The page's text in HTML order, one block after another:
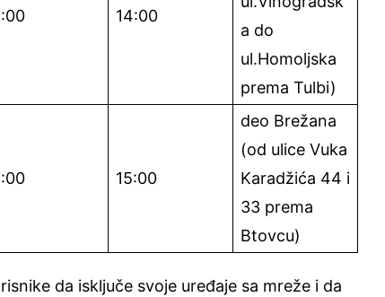
14:00
a do
ul.Homoljska
prema Tulbi)
15:00
deo Brežana
(od ulice Vuka
Karadžića 44 i
33 prema
Btovcu)
da isključe svoje uređaje sa mreže i da